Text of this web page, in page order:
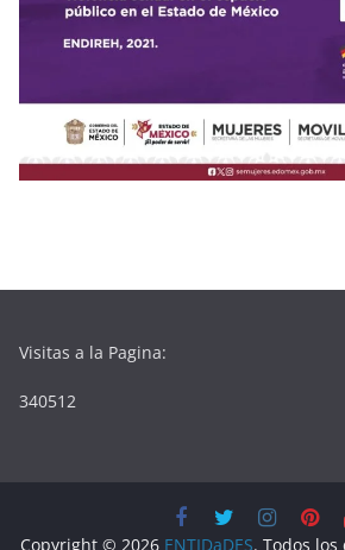
Visitas a la Pagina:
340512
Copyright © 2026 ENTIDaDES. Todos